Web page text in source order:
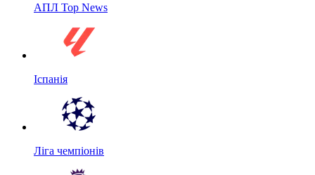
АПЛ Top News
Іспанія
Ліга чемпіонів